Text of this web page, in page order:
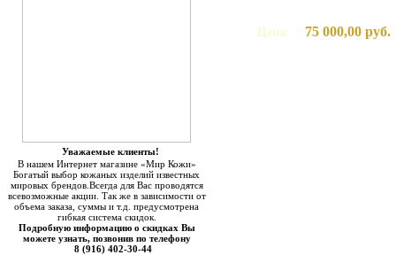
Уважаемые клиенты!
В нашем Интернет магазине «Мир Кожи»
Богатый выбор кожаных изделий известных
мировых брендов.Всегда для Вас проводятся
всевозможные акции. Так же в зависимости от
объема заказа, суммы и т.д. предусмотрена
гибкая система скидок.
Подробную информацию о скидках Вы
можете узнать, позвонив по телефону
8 (916) 402-30-44
Цена: 75 000,00 руб.